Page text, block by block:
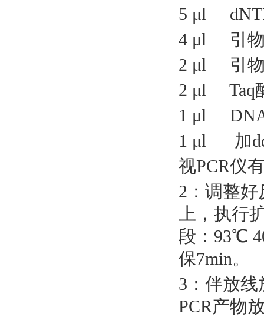
5 μl
4 μl 引物
2 μl 引物
2 μl Taq
1 μl DNA
1 μl 加
视PCR仪
2：调整
上，执行
段：93℃
保7min。
3：伴放
PCR产物